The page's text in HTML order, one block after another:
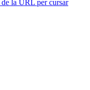
la URL per cursar